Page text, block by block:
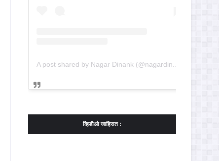
A post shared by Nagar Dinank (@nagardinank)
व्हिडीओ जाहिरात :